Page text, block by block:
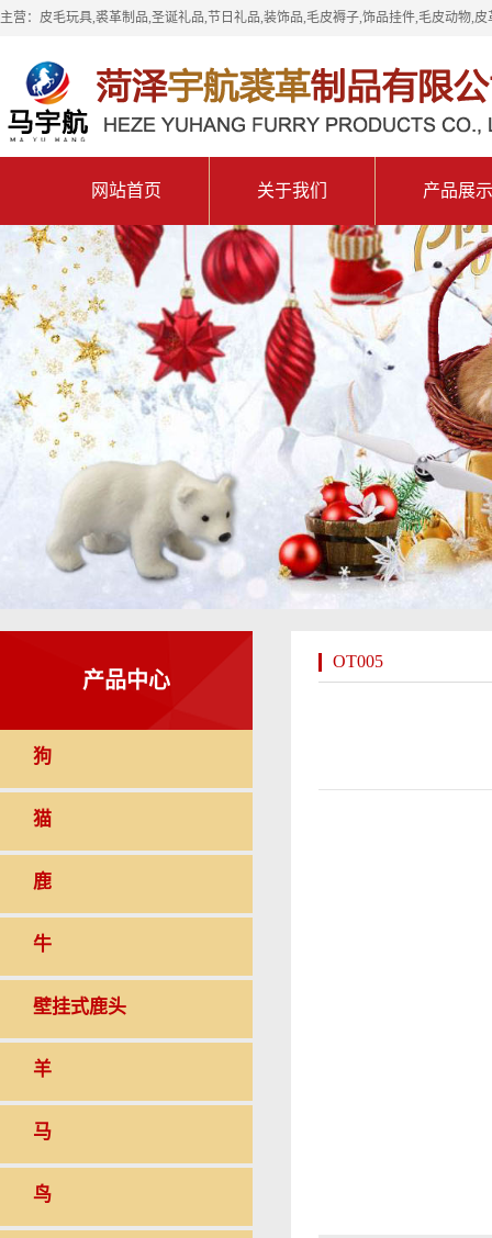
主营：皮毛玩具,裘革制品,圣诞礼品,节日礼品,装饰品,毛皮褥子,饰品挂件,毛皮动物,
网站首页 关于我们 产品展示
产品中心
狗
猫
鹿
牛
壁挂式鹿头
羊
马
鸟
OT005